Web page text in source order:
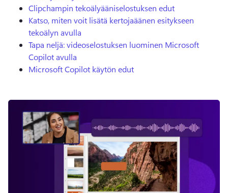
Clipchampin tekoälyääniselostuksen edut
Katso, miten voit lisätä kertojaäänen esitykseen
tekoälyn avulla
Tapa neljä: videoselostuksen luominen Microsoft
Copilot avulla
Microsoft Copilot käytön edut